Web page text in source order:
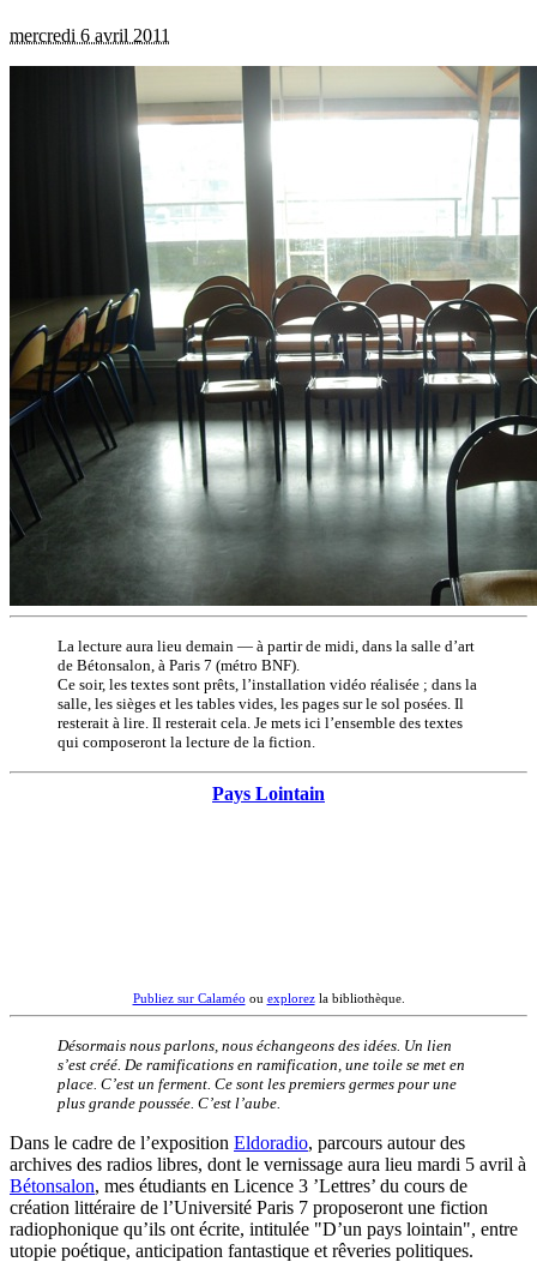
mercredi 6 avril 2011
La lecture aura lieu demain — à partir de midi, dans la salle d’art
de Bétonsalon, à Paris 7 (métro BNF).
Ce soir, les textes sont prêts, l’installation vidéo réalisée ; dans la
salle, les sièges et les tables vides, les pages sur le sol posées. Il
resterait à lire. Il resterait cela. Je mets ici l’ensemble des textes
qui composeront la lecture de la fiction.
Pays Lointain
Publiez sur Calaméo ou explorezla bibliothèque.
Désormais nous parlons, nous échangeons des idées. Un lien
s’est créé. De ramifications en ramification, une toile se met en
place. C’est un ferment. Ce sont les premiers germes pour une
plus grande poussée. C’est l’aube.
Dans le cadre de l’exposition Eldoradio, parcours autour des
archives des radios libres, dont le vernissage aura lieu mardi 5 avril à
Bétonsalon, mes étudiants en Licence 3 ’Lettres’ du cours de
création littéraire de l’Université Paris 7 proposeront une fiction
radiophonique qu’ils ont écrite, intitulée "D’un pays lointain", entre
utopie poétique, anticipation fantastique et rêveries politiques.